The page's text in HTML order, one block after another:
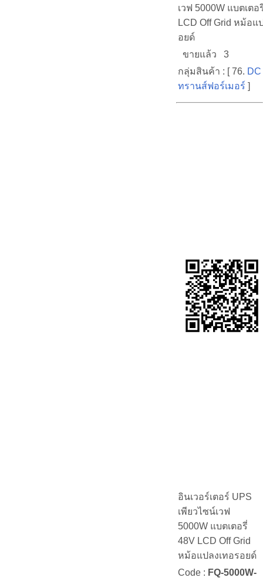
เวฟ 5000W แบตเตอ
LCD Off Grid หม้อแ
อยด์
ขายแล้ว 3
กลุ่มสินค้า : [ 76.
ทรานส์ฟอร์เมอร์ ]
อินเวอร์เตอร์ UPS
เพียวไซน์เวฟ
5000W แบตเตอรี่
48V LCD Off Grid
หม้อแปลงเทอรอยด์
Code : FQ-5000W-